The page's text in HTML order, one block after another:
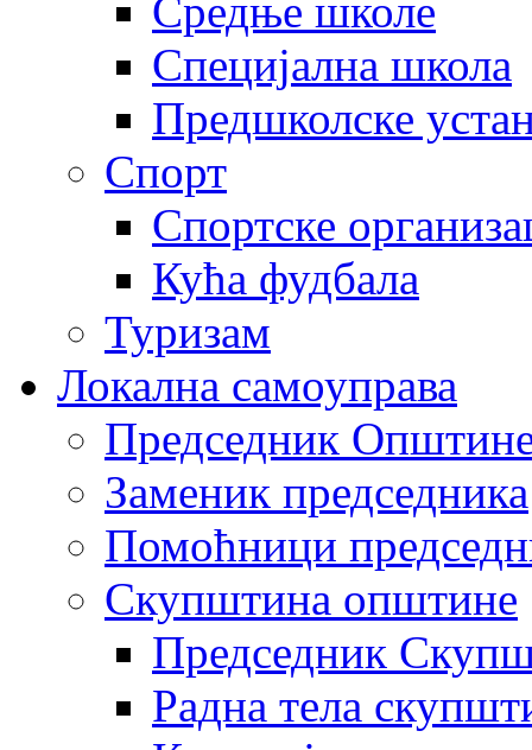
Средње школе
Специјална школа
Предшколске
Спорт
Спортске
Кућа фудбала
Туризам
Локална самоуправа
Председник
Заменик председника
Помоћници
Скупштина општине
Председник
Радна тела